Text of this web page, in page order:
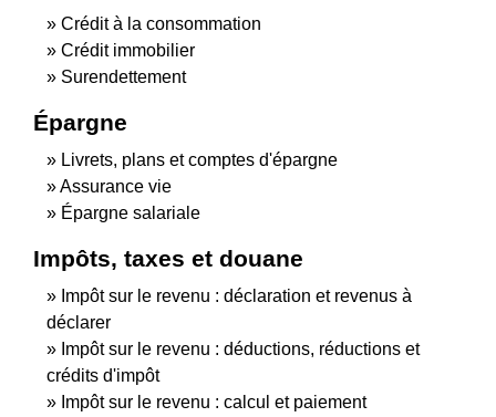
Crédit à la consommation
Crédit immobilier
Surendettement
Épargne
Livrets, plans et comptes d'épargne
Assurance vie
Épargne salariale
Impôts, taxes et douane
Impôt sur le revenu : déclaration et revenus à
déclarer
Impôt sur le revenu : déductions, réductions et
crédits d'impôt
Impôt sur le revenu : calcul et paiement